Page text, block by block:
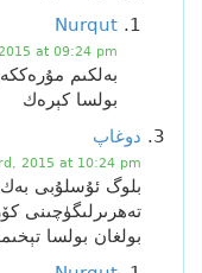
Nurqut
at 09:24 pm
بەلكىم
بولسا كېرەك
دوغاپ
2015 at 10:24 pm
تەھرىرلىگۈچىنى
بولغان بولسا